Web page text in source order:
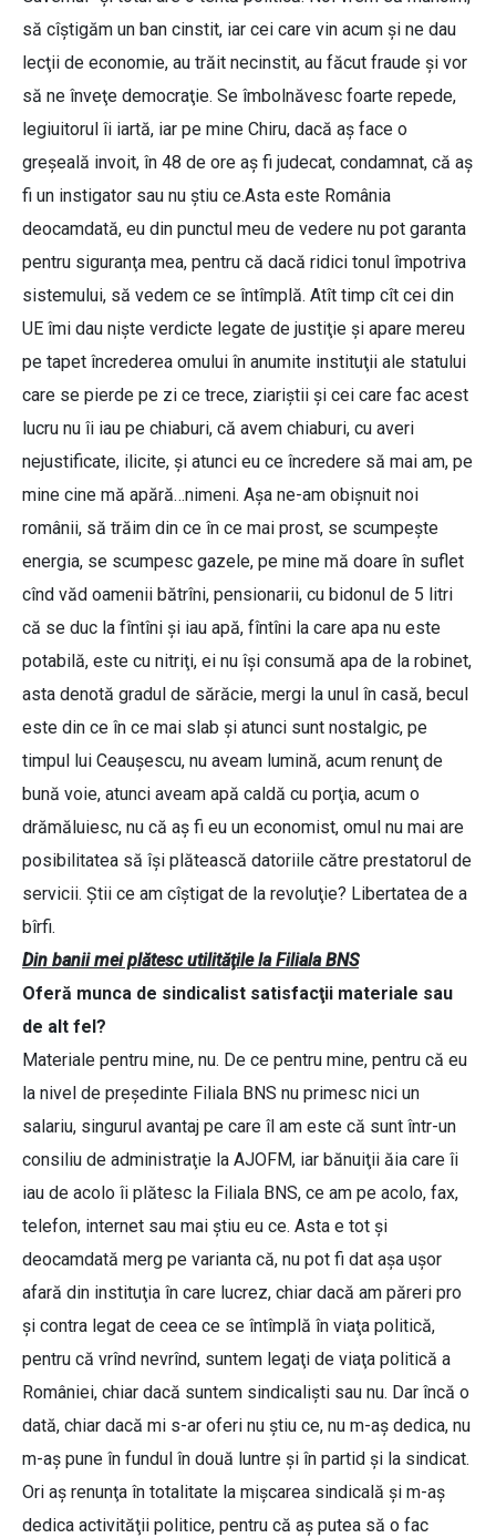
să cîştigăm un ban cinstit, iar cei care vin acum şi ne dau
lecţii de economie, au trăit necinstit, au făcut fraude şi vor
să ne înveţe democraţie. Se îmbolnăvesc foarte repede,
legiuitorul îi iartă, iar pe mine Chiru, dacă aş face o
greşeală invoit, în 48 de ore aş fi judecat, condamnat, că aş
fi un instigator sau nu ştiu ce.Asta este România
deocamdată, eu din punctul meu de vedere nu pot garanta
pentru siguranţa mea, pentru că dacă ridici tonul împotriva
sistemului, să vedem ce se întîmplă. Atît timp cît cei din
UE îmi dau nişte verdicte legate de justiţie şi apare mereu
pe tapet încrederea omului în anumite instituţii ale statului
care se pierde pe zi ce trece, ziariştii şi cei care fac acest
lucru nu îi iau pe chiaburi, că avem chiaburi, cu averi
nejustificate, ilicite, şi atunci eu ce încredere să mai am, pe
mine cine mă apără…nimeni. Aşa ne-am obişnuit noi
românii, să trăim din ce în ce mai prost, se scumpeşte
energia, se scumpesc gazele, pe mine mă doare în suflet
cînd văd oamenii bătrîni, pensionarii, cu bidonul de 5 litri
că se duc la fîntîni şi iau apă, fîntîni la care apa nu este
potabilă, este cu nitriţi, ei nu îşi consumă apa de la robinet,
asta denotă gradul de sărăcie, mergi la unul în casă, becul
este din ce în ce mai slab şi atunci sunt nostalgic, pe
timpul lui Ceauşescu, nu aveam lumină, acum renunţ de
bună voie, atunci aveam apă caldă cu porţia, acum o
drămăluiesc, nu că aş fi eu un economist, omul nu mai are
posibilitatea să îşi plătească datoriile către prestatorul de
servicii. Ştii ce am cîştigat de la revoluţie? Libertatea de a
bîrfi.
Din banii mei plătesc utilităţile la Filiala BNS
Oferă munca de sindicalist satisfacţii materiale sau
de alt fel?
Materiale pentru mine, nu. De ce pentru mine, pentru că eu
la nivel de preşedinte Filiala BNS nu primesc nici un
salariu, singurul avantaj pe care îl am este că sunt într-un
consiliu de administraţie la AJOFM, iar bănuiţii ăia care îi
iau de acolo îi plătesc la Filiala BNS, ce am pe acolo, fax,
telefon, internet sau mai ştiu eu ce. Asta e tot şi
deocamdată merg pe varianta că, nu pot fi dat aşa uşor
afară din instituţia în care lucrez, chiar dacă am păreri pro
şi contra legat de ceea ce se întîmplă în viaţa politică,
pentru că vrînd nevrînd, suntem legaţi de viaţa politică a
României, chiar dacă suntem sindicalişti sau nu. Dar încă o
dată, chiar dacă mi s-ar oferi nu ştiu ce, nu m-aş dedica, nu
m-aş pune în fundul în două luntre şi în partid şi la sindicat.
Ori aş renunţa în totalitate la mişcarea sindicală şi m-aş
dedica activităţii politice, pentru că aş putea să o fac